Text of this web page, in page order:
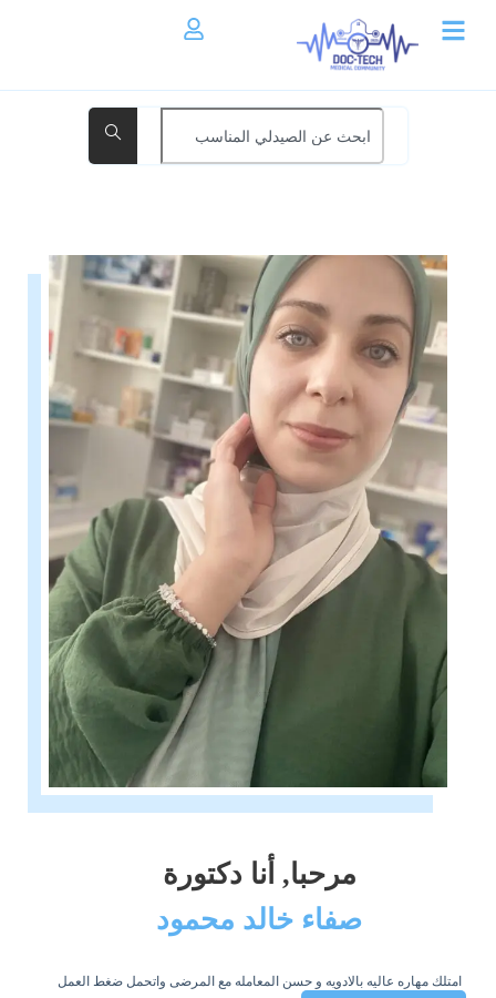
مرحبا, أنا دكتورة
صفاء خالد محمود
امتلك مهاره عاليه بالادويه و حسن المعامله مع المرضى واتحمل ضغط العمل